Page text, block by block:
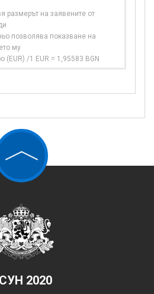
размерът на заявените от
позволява показване на
му
(EUR) /1 EUR = 1,95583 BGN
2020